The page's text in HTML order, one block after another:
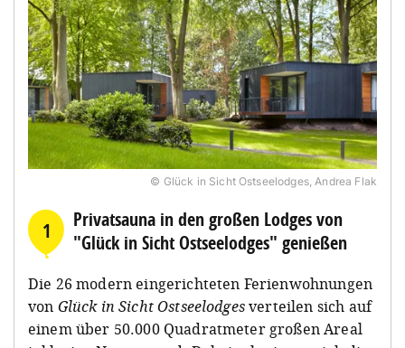
© Glück in Sicht Ostseelodges, Andrea Flak
1
Privatsauna in den großen Lodges von
"Glück in Sicht Ostseelodges" genießen
Die 26 modern eingerichteten Ferienwohnungen
von Glück in Sicht Ostseelodgesverteilen sich auf
einem über 50.000 Quadratmeter großen Areal